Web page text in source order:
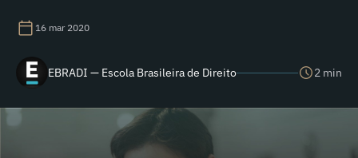
16 mar 2020
EBRADI — Escola Brasileira de Direito 2 min